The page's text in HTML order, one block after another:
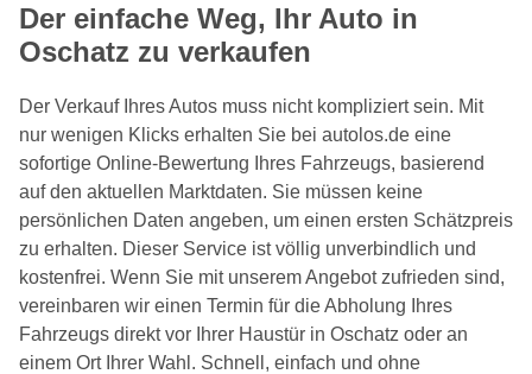
Der einfache Weg, Ihr Auto in
Oschatz zu verkaufen
Der Verkauf Ihres Autos muss nicht kompliziert sein. Mit
nur wenigen Klicks erhalten Sie bei autolos.de eine
sofortige Online-Bewertung Ihres Fahrzeugs, basierend
auf den aktuellen Marktdaten. Sie müssen keine
persönlichen Daten angeben, um einen ersten Schätzpreis
zu erhalten. Dieser Service ist völlig unverbindlich und
kostenfrei. Wenn Sie mit unserem Angebot zufrieden sind,
vereinbaren wir einen Termin für die Abholung Ihres
Fahrzeugs direkt vor Ihrer Haustür in Oschatz oder an
einem Ort Ihrer Wahl. Schnell, einfach und ohne